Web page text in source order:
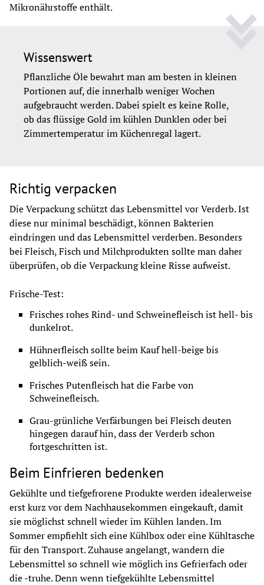
Mikronährstoffe enthält.
Wissenswert
Pflanzliche Öle bewahrt man am besten in kleinen
Portionen auf, die innerhalb weniger Wochen
aufgebraucht werden. Dabei spielt es keine Rolle,
ob das flüssige Gold im kühlen Dunklen oder bei
Zimmertemperatur im Küchenregal lagert.
Richtig verpacken
Die Verpackung schützt das Lebensmittel vor Verderb. Ist
diese nur minimal beschädigt, können Bakterien
eindringen und das Lebensmittel verderben. Besonders
bei Fleisch, Fisch und Milchprodukten sollte man daher
überprüfen, ob die Verpackung kleine Risse aufweist.
Frische-Test:
Frisches rohes Rind- und Schweinefleisch ist hell- bis
dunkelrot.
Hühnerfleisch sollte beim Kauf hell-beige bis
gelblich-weiß sein.
Frisches Putenfleisch hat die Farbe von
Schweinefleisch.
Grau-grünliche Verfärbungen bei Fleisch deuten
hingegen darauf hin, dass der Verderb schon
fortgeschritten ist.
Beim Einfrieren bedenken
Gekühlte und tiefgefrorene Produkte werden idealerweise
erst kurz vor dem Nachhausekommen eingekauft, damit
sie möglichst schnell wieder im Kühlen landen. Im
Sommer empfiehlt sich eine Kühlbox oder eine Kühltasche
für den Transport. Zuhause angelangt, wandern die
Lebensmittel so schnell wie möglich ins Gefrierfach oder
die -truhe. Denn wenn tiefgekühlte Lebensmittel